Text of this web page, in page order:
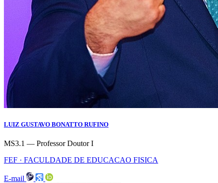
LUIZ GUSTAVO BONATTO RUFINO
MS3.1 — Professor Doutor I
FEF · FACULDADE DE EDUCACAO FISICA
E-mail